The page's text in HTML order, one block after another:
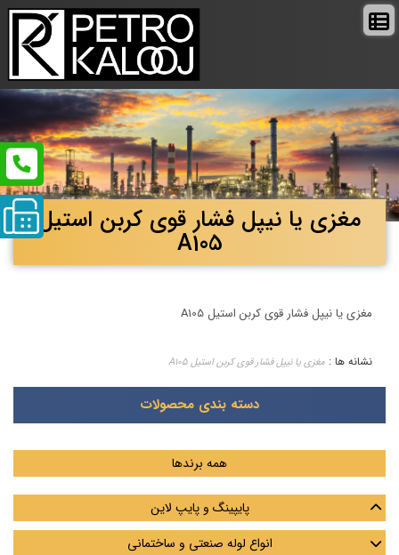
مغزی یا نیپل فشار قوی کربن استیل
A105
مغزی یا نیپل فشار قوی کربن استیل A105
نشانه ها : مغزی یا نیپل فشار قوی کربن استیل A105
دسته بندی محصولات
همه برندها
پایپینگ و پایپ لاین
انواع لوله صنعتی و ساختمانی